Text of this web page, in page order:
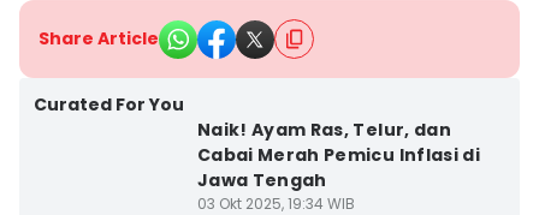
Share Article
Curated For You
Naik! Ayam Ras, Telur, dan
Cabai Merah Pemicu Inflasi di
Jawa Tengah
03 Okt 2025, 19:34 WIB